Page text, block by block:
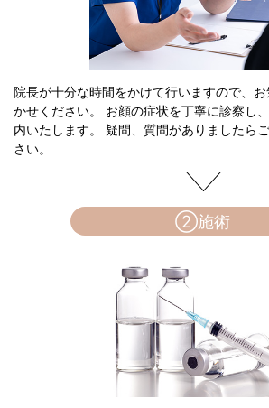
院長が十分な時間をかけて行いますので、
かせください。 お顔の症状を丁寧に診察し
内いたします。 疑問、質問がありましたら
さい。
②施術